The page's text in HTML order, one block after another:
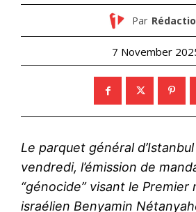
Par
7 November
Le parquet général
vendredi, l’émission de
“génocide” visant le Premier
israélien Benyamin